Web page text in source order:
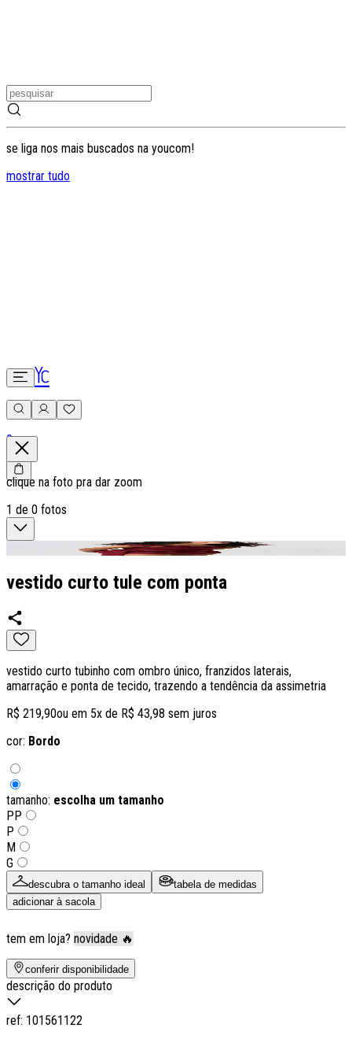
se liga nos mais buscados na youcom!
mostrar tudo
0
clique na foto pra dar zoom
1 de 0 fotos
vestido curto tule com ponta
vestido curto tubinho com ombro único, franzidos laterais,
amarração e ponta de tecido, trazendo a tendência da assimetria
R$ 219,90ou em 5x de R$ 43,98 sem juros
cor: Bordo
tamanho: escolha um tamanho
PP
P
M
G
descubra o tamanho ideal
tabela de medidas
adicionar à sacola
tem em loja? novidade 🔥
conferir disponibilidade
descrição do produto
ref: 101561122